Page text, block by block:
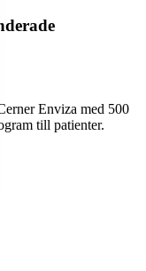
Enviza med 500
till patienter.